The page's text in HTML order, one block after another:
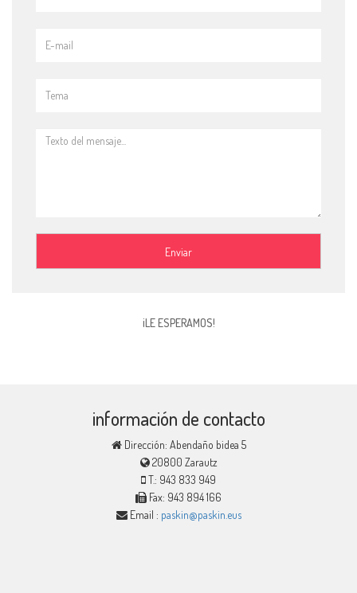
Enviar
¡LE ESPERAMOS!
información de contacto
Dirección: Abendaño bidea 5
20800 Zarautz
T.: 943 833 949
Fax: 943 894 166
Email : paskin@paskin.eus